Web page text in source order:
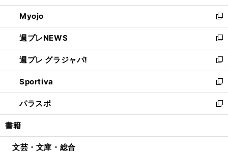
開
く
ウ
で
開
く
ン
ド
ウ
で
開
く
ウ
ィ
ン
ド
ウ
で
開
く
Myojo
新
し
い
ウ
ィ
ン
ド
ウ
で
開
週プレNEWS
新
し
い
ウ
ィ
ン
ド
ウ
開
週プレ グラジャパ!
新
し
い
ウ
ィ
ン
ウ
Sportiva
新
し
い
ウ
ン
パラスポ
新
し
ウ
書籍
文芸・文庫・総合